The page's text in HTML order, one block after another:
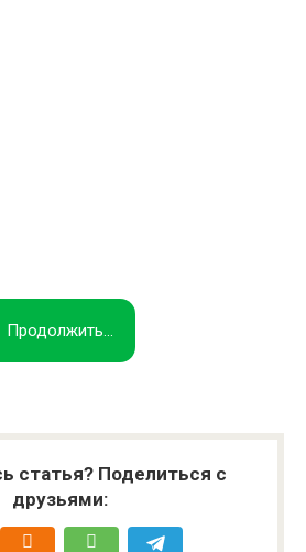
Продолжить...
статья? Поделиться с
друзьями: